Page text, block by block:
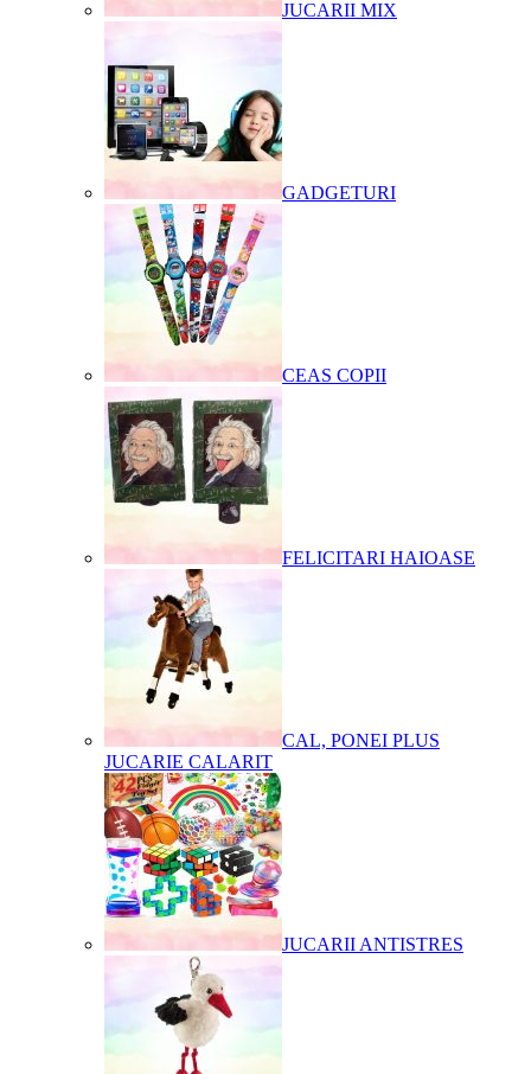
JUCARII MIX
GADGETURI
CEAS COPII
FELICITARI HAIOASE
CAL, PONEI PLUS
JUCARIE CALARIT
JUCARII ANTISTRES